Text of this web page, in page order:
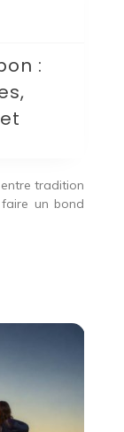
:
tradition
un bond